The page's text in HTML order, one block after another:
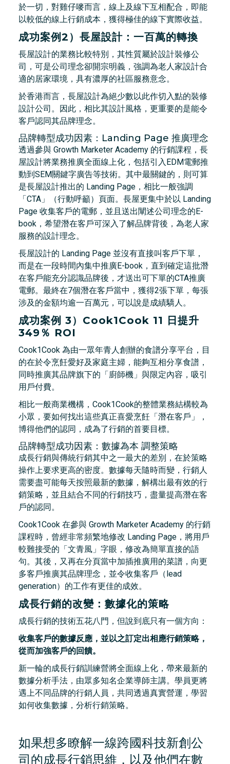
於一切，對雞仔嘜而言，線上及線下互相配合，即能
以較低的線上行銷成本，獲得極佳的線下實際收益。
成功案例2）長屋設計：一百萬的轉換
長屋設計的業務比較特別，其性質屬於設計裝修公
司，可是公司理念卻開宗明義，強調為老人家設計合
適的居家環境，具有濃厚的社區服務意念。
於香港而言，長屋設計為絕少數以此作切入點的裝修
設計公司。因此，相比其設計風格，更重要的是能令
客戶認同其品牌理念。
品牌轉型成功因素：Landing Page 推廣理念
透過參與 Growth Marketer Academy 的行銷課程，長
屋設計將業務推廣全面線上化，包括引入EDM電郵推
動到SEM關鍵字廣告等技術。其中最關鍵的，則可算
是長屋設計推出的 Landing Page，相比一般強調
「CTA」（行動呼籲）頁面。長屋更集中於以 Landing
Page 收集客戶的電郵，並且送出闡述公司理念的E-
book，希望潛在客戶可深入了解品牌背後，為老人家
服務的設計理念。
長屋設計的 Landing Page 並沒有直接叫客戶下單，
而是在一段時間內集中推廣E-book，直到確定這批潛
在客戶能充分認識品牌後，才送出可下單的CTA推廣
電郵。最終在7個潛在客戶當中，獲得2張下單，每張
涉及的金額均逾一百萬元，可以說是成績驕人。
成功案例 3）Cook1Cook 11 日提升
349％ ROI
Cook1Cook 為由一眾年青人創辦的食譜分享平台，目
的在於令烹飪愛好及家庭主婦，能夠互相分享食譜，
同時推廣其品牌旗下的「廚師機」與限定內容，吸引
用戶付費。
相比一般商業機構，Cook1Cook的整體業務結構較為
小眾，要如何找出這些真正喜愛烹飪「潛在客戶」，
博得他們的認同，成為了行銷的首要目標。
品牌轉型成功因素：數據為本 調整策略
成長行銷與傳統行銷其中之一最大的差別，在於策略
操作上要求更高的密度。數據每天隨時而變，行銷人
需要盡可能每天按照最新的數據，解構出最有效的行
銷策略，並且結合不同的行銷技巧，盡量提高潛在客
戶的認同。
Cook1Cook 在參與 Growth Marketer Academy 的行銷
課程時，曾經非常頻繁地修改 Landing Page，將用戶
較難接受的「文青風」字眼，修改為簡單直接的語
句。其後，又再在分頁當中加插推廣用的菜譜，向更
多客戶推廣其品牌理念，並令收集客戶（lead
generation）的工作有更佳的成效。
成長行銷的改變：數據化的策略
成長行銷的技術五花八門，但說到底只有一個方向：
收集客戶的數據反應，並以之訂定出相應行銷策略，
從而加強客戶的回饋。
新一輪的成長行銷訓練營將全面線上化，帶來最新的
數據分析手法，由眾多知名企業導師主講。學員更將
遇上不同品牌的行銷人員，共同透過真實營運，學習
如何收集數據，分析行銷策略。
如果想多瞭解一線跨國科技新創公
司的成長行銷思維，以及他們在數